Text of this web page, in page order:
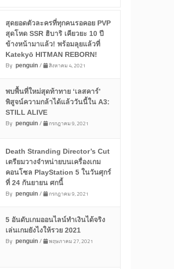
สุดยอดตัวละครที่ทุกคนรอคอย PVP
สุดโหด SSR ฮิบาริ เคียวยะ 10 ปี
ข้างหน้ามาแล้ว! พร้อมลุยแล้วที่
Katekyō HITMAN REBORN!
By penguin/ สิงหาคม 4, 2021
พบพื้นที่ใหม่สุดท้าทาย ‘เลสคาร์’
พิสูจน์ความกล้าได้แล้ววันนี้ใน A3:
STILL ALIVE
By penguin/ กรกฎาคม 9, 2021
Death Stranding Director’s Cut
เตรียมวางจำหน่ายบนเครื่องเกม
คอนโซล PlayStation 5 ในวันศุกร์
ที่ 24 กันยายน ศกนี้
By penguin/ กรกฎาคม 9, 2021
5 อันดับเกมออนไลน์ทำเงินได้จริง
เล่นเกมยังไงให้รวย 2021
By penguin/ พฤษภาคม 27, 2021